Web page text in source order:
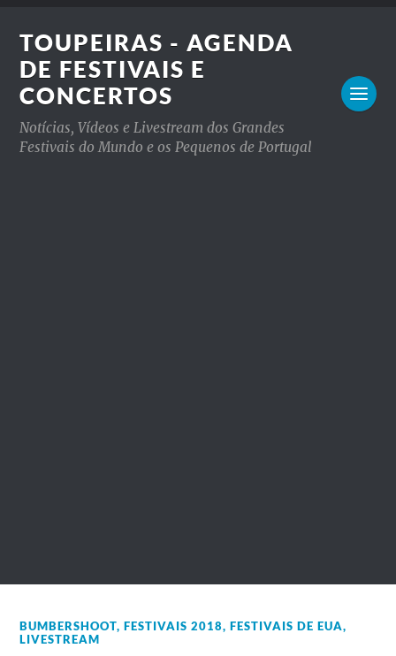
TOUPEIRAS - AGENDA
DE FESTIVAIS E
CONCERTOS
Notícias, Vídeos e Livestream dos Grandes
Festivais do Mundo e os Pequenos de Portugal
BUMBERSHOOT,FESTIVAIS 2018,FESTIVAIS DE EUA,
LIVESTREAM